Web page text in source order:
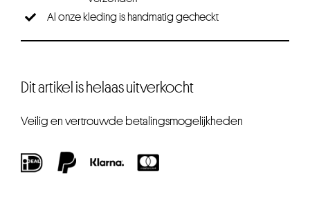
Al onze kleding is handmatig gecheckt
Dit artikel is helaas uitverkocht
Veilig en vertrouwde betalingsmogelijkheden